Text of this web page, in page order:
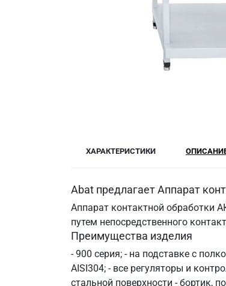
ХАРАКТЕРИСТИКИ
Abat предлагает Аппарат
Аппарат контактной обработки
путем непосредственного
Преимущества изделия
- 900 серия; - на подставке с
AISI304; - все регуляторы и
стальной поверхности - бортик,